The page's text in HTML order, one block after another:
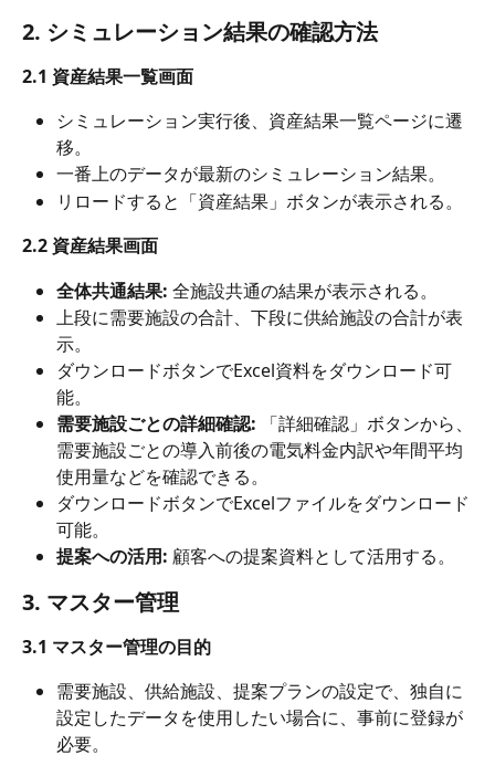
2. シミュレーション結果の確認方法
2.1 資産結果一覧画面
シミュレーション実行後、資産結果一覧ページに遷
移。
一番上のデータが最新のシミュレーション結果。
リロードすると「資産結果」ボタンが表示される。
2.2 資産結果画面
全体共通結果: 全施設共通の結果が表示される。
上段に需要施設の合計、下段に供給施設の合計が表
示。
ダウンロードボタンでExcel資料をダウンロード可
能。
需要施設ごとの詳細確認: 「詳細確認」ボタンから、
需要施設ごとの導入前後の電気料金内訳や年間平均
使用量などを確認できる。
ダウンロードボタンでExcelファイルをダウンロード
可能。
提案への活用: 顧客への提案資料として活用する。
3. マスター管理
3.1 マスター管理の目的
需要施設、供給施設、提案プランの設定で、独自に
設定したデータを使用したい場合に、事前に登録が
必要。